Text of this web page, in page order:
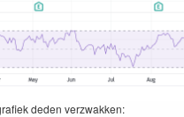
deden verzwakken: